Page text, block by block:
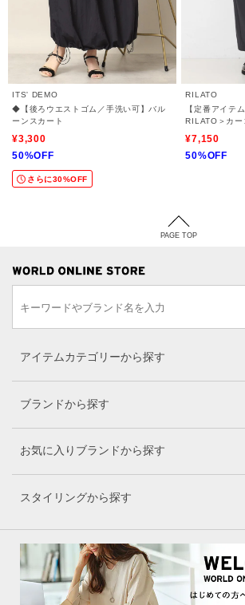
ITS' DEMO
◆【後ろウエストゴム／手洗い可】バル
ーンスカート
¥3,300
50%OFF
さらに30%OFF
RILATO
【定番アイテ
RILATO＞カー
¥7,150
50%OFF
PAGE TOP
アイテムカテゴリーから探す
ブランドから探す
お気に入りブランドから探す
スタイリングから探す